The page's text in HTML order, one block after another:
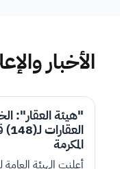
الأخبار
"هيئة العقار":
المكرمة
أعلنت الهيئة العامة